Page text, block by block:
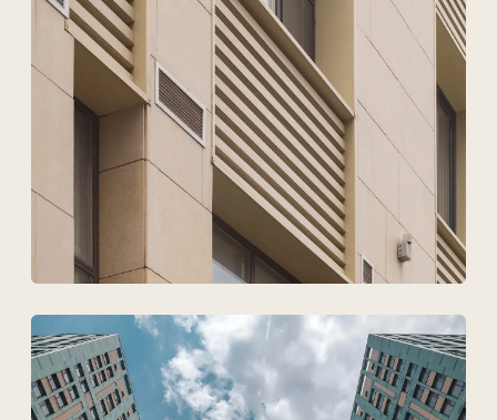
Файлдарды жүктеу
өңделуіне келісемін
Жобаны талқылау